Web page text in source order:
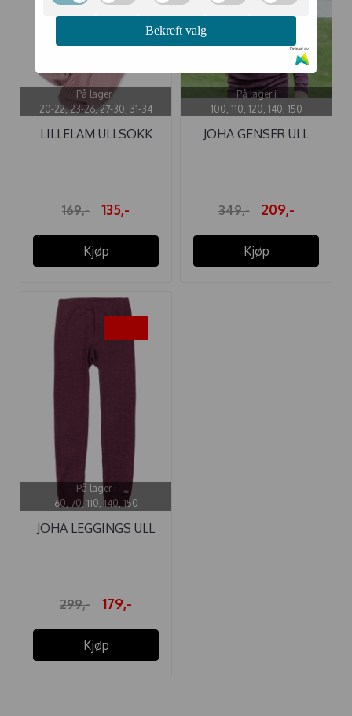
På lager i
20-22, 23-26, 27-30, 31-34
LILLELAM ULLSOKK
169,- 135,-
Kjøp
På lager i
100, 110, 120, 140, 150
JOHA GENSER ULL
349,- 209,-
Kjøp
På lager i
60, 70, 110, 140, 150
JOHA LEGGINGS ULL
299,- 179,-
Kjøp
Bekreft valg
Drevet av